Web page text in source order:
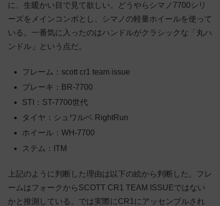
に、生暖かい目で見て欲しい。どうやらシマノ7700シリ
ーズをメインコンポとし、シマノの軽量ホイールを使って
いる。一番気に入ったのはハンドルがクラシックな「丸ハ
ンドル」という点だ。
フレーム：scott cr1 team issue
ブレーキ：BR-7700
STI：ST-7700世代
タイヤ：シュワルベ RightRun
ホイール：WH-7700
ステム：ITM
上記のように判断した理由は以下の絵から判断した。フレ
ームはフォークからSCOTT CR1 TEAM ISSUEではない
かと推測している。では実際にCR1にアッセンブルされ